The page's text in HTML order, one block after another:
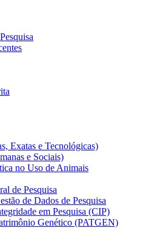
Exatas e Tecnológicas)
e Sociais)
no Uso de Animais
de Pesquisa
de Dados de Pesquisa
em Pesquisa (CIP)
Genético (PATGEN)